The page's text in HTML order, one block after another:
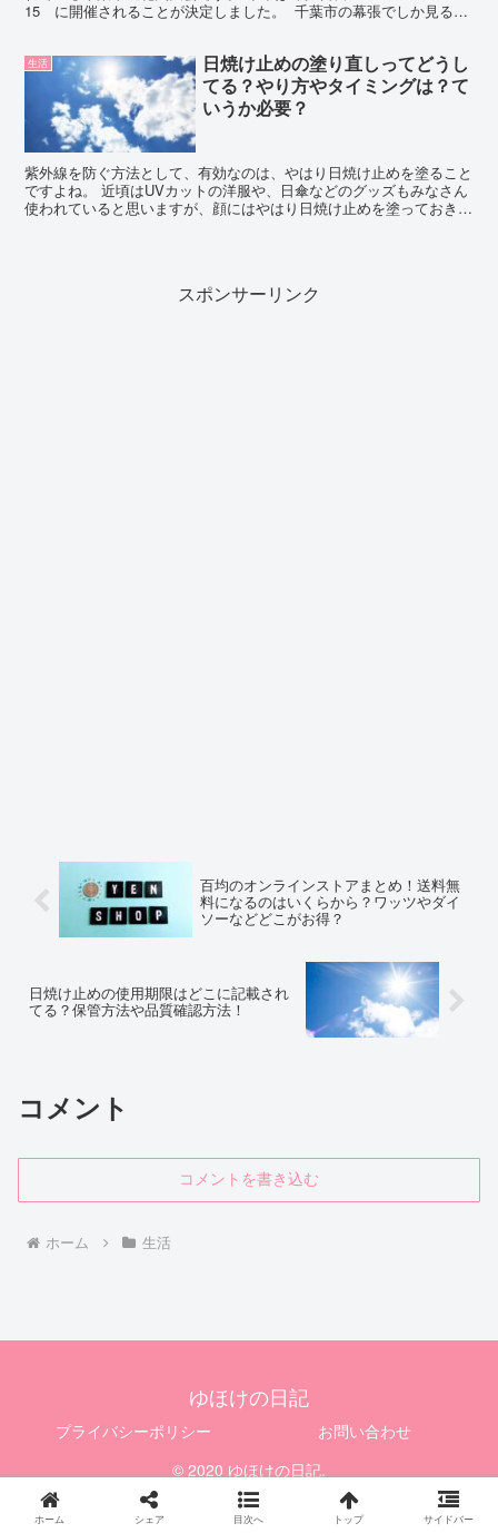
15 に開催されることが決定しました。 千葉市の幕張でしか見るこ
生活
日焼け止めの塗り直しってどうし
てる？やり方やタイミングは？て
いうか必要？
紫外線を防ぐ方法として、有効なのは、やはり日焼け止めを塗ること
ですよね。 近頃はUVカットの洋服や、日傘などのグッズもみなさん
使われていると思いますが、顔にはやはり日焼け止めを塗っておきた
スポンサーリンク
百均のオンラインストアまとめ！送料無
料になるのはいくらから？ワッツやダイ
ソーなどどこがお得？
日焼け止めの使用期限はどこに記載され
てる？保管方法や品質確認方法！
コメント
コメントを書き込む
ホーム 生活
ゆほけの日記
プライバシーポリシー
お問い合わせ
© 2020 ゆほけの日記.
ホーム シェア 目次へ トップ サイドバー